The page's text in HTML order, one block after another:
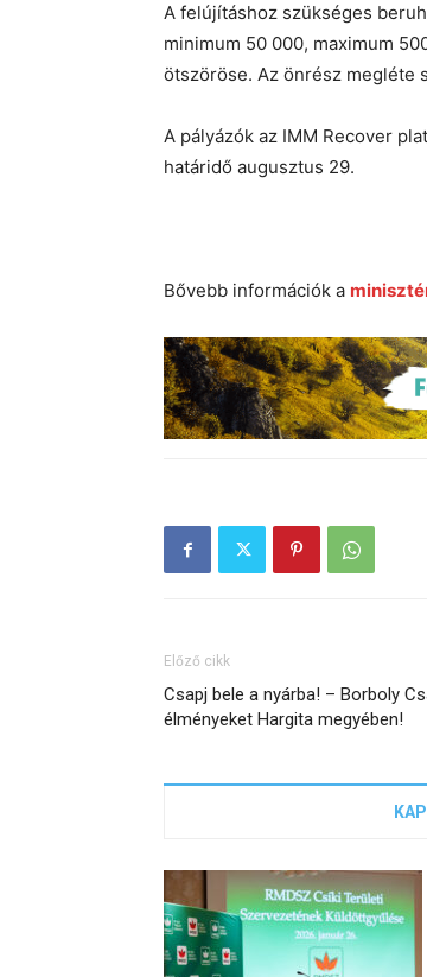
A felújításhoz szükséges
minimum 50 000, maximum
ötszöröse. Az önrész megléte
A pályázók az IMM Recover
határidő augusztus 29.
Bővebb információk a
Előző cikk
Csapj bele a nyárba! – Borboly
élményeket Hargita megyében!